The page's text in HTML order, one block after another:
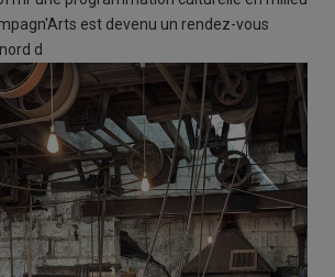
est devenu un rendez-vous
d